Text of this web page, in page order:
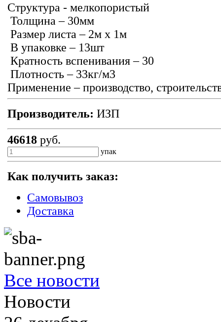
Структура - мелкопористый
Толщина – 30мм
Размер листа – 2м х 1м
В упаковке – 13шт
Кратность вспенивания – 30
Плотность – 33кг/м3
Применение – производство,
Производитель: ИЗП
46618 руб.
упак
Как получить заказ:
Самовывоз
Доставка
Все новости
Новости